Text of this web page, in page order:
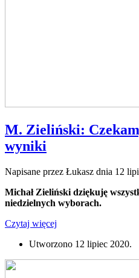
M. Zieliński:
wyniki
Napisane przez Łukasz dnia 12
Michał Zieliński dziękuję
niedzielnych wyborach.
Czytaj więcej
Utworzono 12 lipiec 2020.